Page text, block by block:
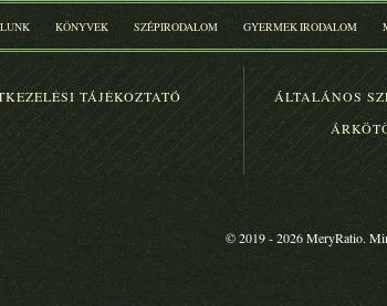
KOSÁRBA
A KÉPZELET
SZÁRNYÁN
GRÓF NÁDASDY
BORBÁLA
4 200.-
KOSÁRBA
ZAGOLNI ZABAD?
GRÓF NÁDASDY
BORBÁLA
Eredeti ár: